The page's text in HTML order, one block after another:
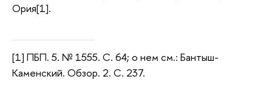
Ория[1].
[1] ПБП. 5. № 1555. С. 64; о нем см.: Бантыш-
Каменский. Обзор. 2. С. 237.